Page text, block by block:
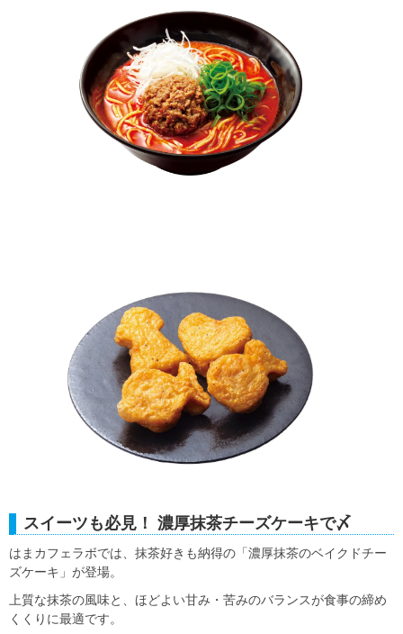
スイーツも必見！ 濃厚抹茶チーズケーキで〆
はまカフェラボでは、抹茶好きも納得の「濃厚抹茶のベイクドチー
ズケーキ」が登場。
上質な抹茶の風味と、ほどよい甘み・苦みのバランスが食事の締め
くくりに最適です。